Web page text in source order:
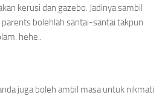
kerusi dan gazebo. Jadinya sambil
bolehlah santai-santai takpun
hehe..
juga boleh ambil masa untuk nikmati